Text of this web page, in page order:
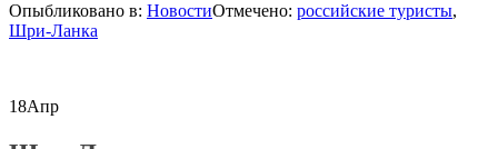
Опыбликовано в: НовостиОтмечено: российские туристы,
Шри-Ланка
18Апр